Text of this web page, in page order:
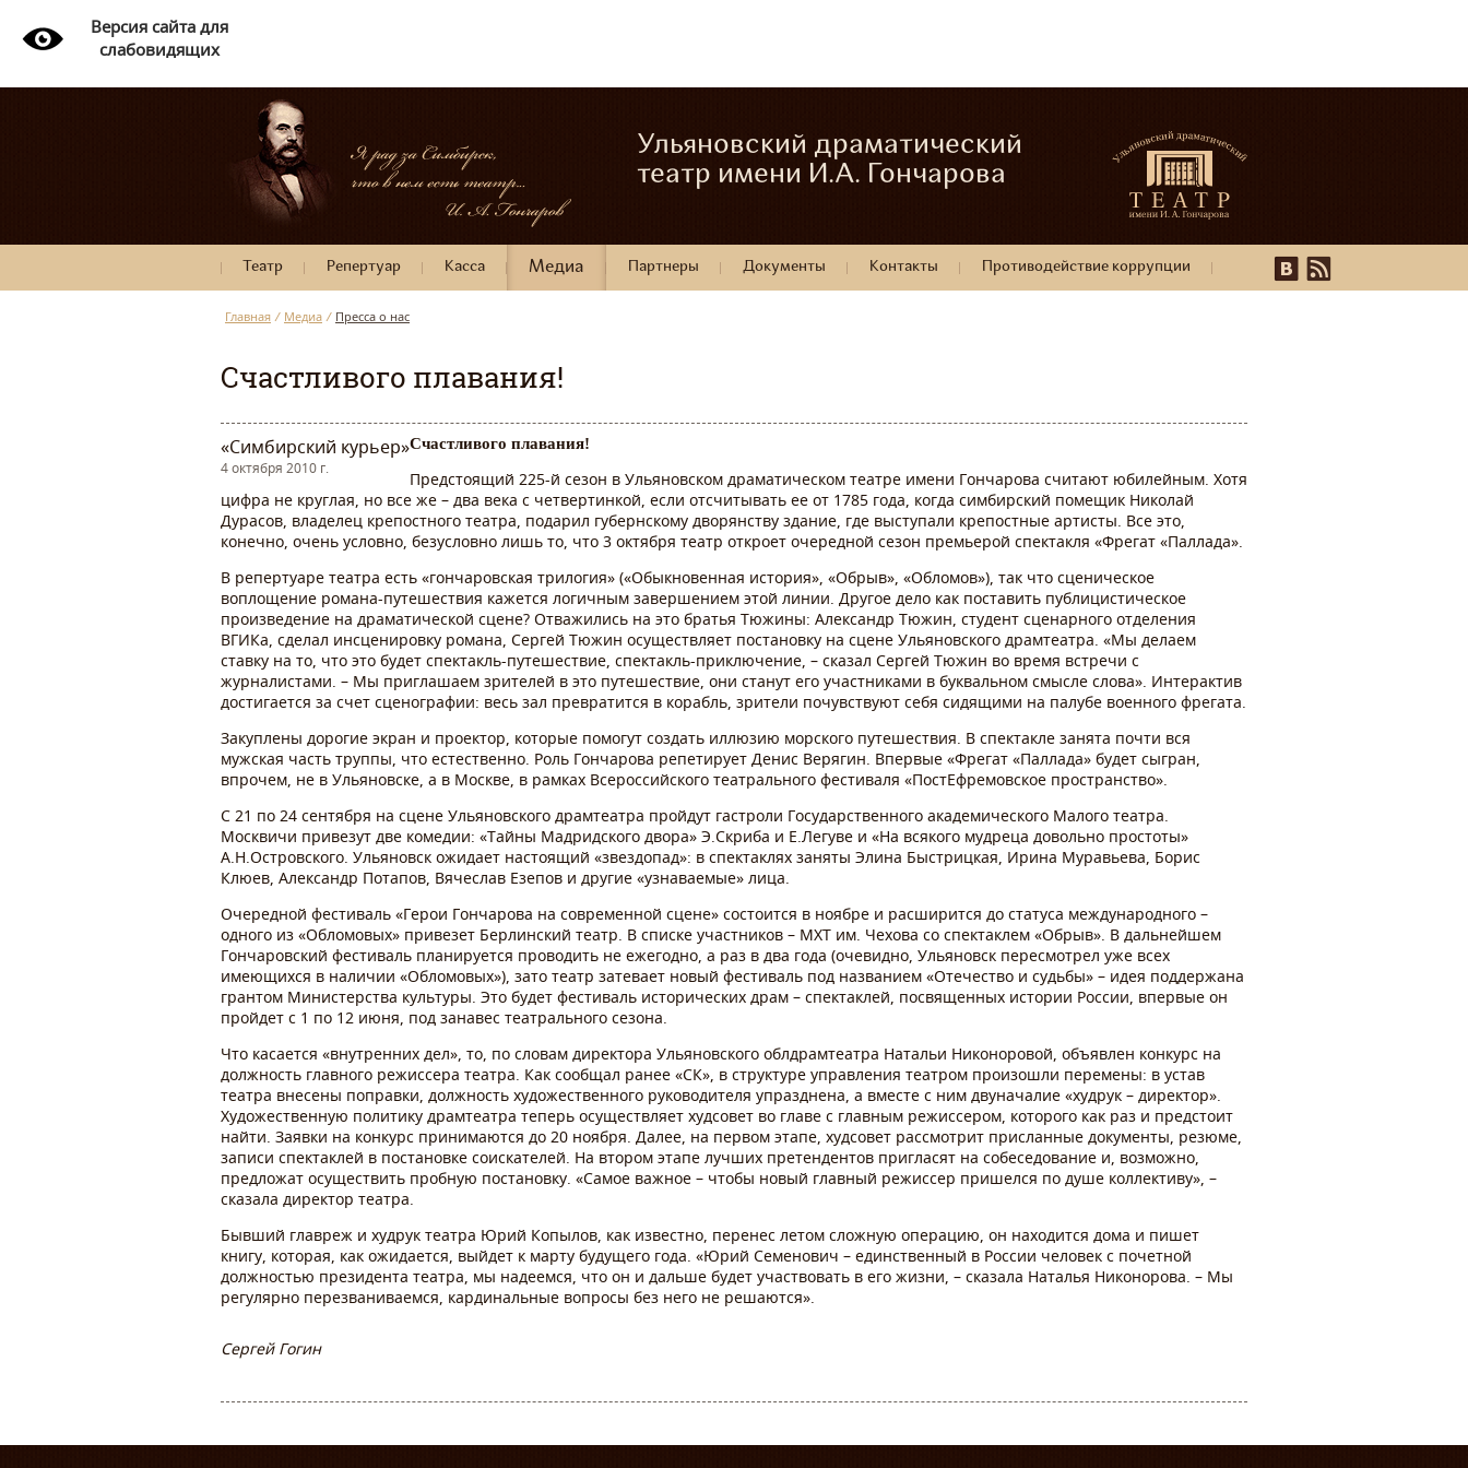
Версия сайта для
слабовидящих
Ульяновский драматический
театр имени И.А. Гончарова
Театр Репертуар Касса Медиа Партнеры Документы Контакты Противодействие коррупции
Главная / Медиа / Пресса о нас
Счастливого плавания!
«Симбирский курьер»
4 октября 2010 г.
Счастливого плавания!
Предстоящий 225-й сезон в Ульяновском драматическом театре имени Гончарова считают юбилейным. Хотя
цифра не круглая, но все же – два века с четвертинкой, если отсчитывать ее от 1785 года, когда симбирский помещик Николай
Дурасов, владелец крепостного театра, подарил губернскому дворянству здание, где выступали крепостные артисты. Все это,
конечно, очень условно, безусловно лишь то, что 3 октября театр откроет очередной сезон премьерой спектакля «Фрегат «Паллада».
В репертуаре театра есть «гончаровская трилогия» («Обыкновенная история», «Обрыв», «Обломов»), так что сценическое
воплощение романа-путешествия кажется логичным завершением этой линии. Другое дело как поставить публицистическое
произведение на драматической сцене? Отважились на это братья Тюжины: Александр Тюжин, студент сценарного отделения
ВГИКа, сделал инсценировку романа, Сергей Тюжин осуществляет постановку на сцене Ульяновского драмтеатра. «Мы делаем
ставку на то, что это будет спектакль-путешествие, спектакль-приключение, – сказал Сергей Тюжин во время встречи с
журналистами. – Мы приглашаем зрителей в это путешествие, они станут его участниками в буквальном смысле слова». Интерактив
достигается за счет сценографии: весь зал превратится в корабль, зрители почувствуют себя сидящими на палубе военного фрегата.
Закуплены дорогие экран и проектор, которые помогут создать иллюзию морского путешествия. В спектакле занята почти вся
мужская часть труппы, что естественно. Роль Гончарова репетирует Денис Верягин. Впервые «Фрегат «Паллада» будет сыгран,
впрочем, не в Ульяновске, а в Москве, в рамках Всероссийского театрального фестиваля «ПостЕфремовское пространство».
С 21 по 24 сентября на сцене Ульяновского драмтеатра пройдут гастроли Государственного академического Малого театра.
Москвичи привезут две комедии: «Тайны Мадридского двора» Э.Скриба и Е.Легуве и «На всякого мудреца довольно простоты»
А.Н.Островского. Ульяновск ожидает настоящий «звездопад»: в спектаклях заняты Элина Быстрицкая, Ирина Муравьева, Борис
Клюев, Александр Потапов, Вячеслав Езепов и другие «узнаваемые» лица.
Очередной фестиваль «Герои Гончарова на современной сцене» состоится в ноябре и расширится до статуса международного –
одного из «Обломовых» привезет Берлинский театр. В списке участников – МХТ им. Чехова со спектаклем «Обрыв». В дальнейшем
Гончаровский фестиваль планируется проводить не ежегодно, а раз в два года (очевидно, Ульяновск пересмотрел уже всех
имеющихся в наличии «Обломовых»), зато театр затевает новый фестиваль под названием «Отечество и судьбы» – идея поддержана
грантом Министерства культуры. Это будет фестиваль исторических драм – спектаклей, посвященных истории России, впервые он
пройдет с 1 по 12 июня, под занавес театрального сезона.
Что касается «внутренних дел», то, по словам директора Ульяновского облдрамтеатра Натальи Никоноровой, объявлен конкурс на
должность главного режиссера театра. Как сообщал ранее «СК», в структуре управления театром произошли перемены: в устав
театра внесены поправки, должность художественного руководителя упразднена, а вместе с ним двуначалие «худрук – директор».
Художественную политику драмтеатра теперь осуществляет худсовет во главе с главным режиссером, которого как раз и предстоит
найти. Заявки на конкурс принимаются до 20 ноября. Далее, на первом этапе, худсовет рассмотрит присланные документы, резюме,
записи спектаклей в постановке соискателей. На втором этапе лучших претендентов пригласят на собеседование и, возможно,
предложат осуществить пробную постановку. «Самое важное – чтобы новый главный режиссер пришелся по душе коллективу», –
сказала директор театра.
Бывший главреж и худрук театра Юрий Копылов, как известно, перенес летом сложную операцию, он находится дома и пишет
книгу, которая, как ожидается, выйдет к марту будущего года. «Юрий Семенович – единственный в России человек с почетной
должностью президента театра, мы надеемся, что он и дальше будет участвовать в его жизни, – сказала Наталья Никонорова. – Мы
регулярно перезваниваемся, кардинальные вопросы без него не решаются».
Сергей Гогин